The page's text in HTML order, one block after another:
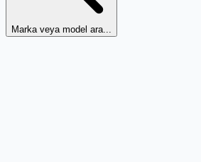
Marka veya model ara...